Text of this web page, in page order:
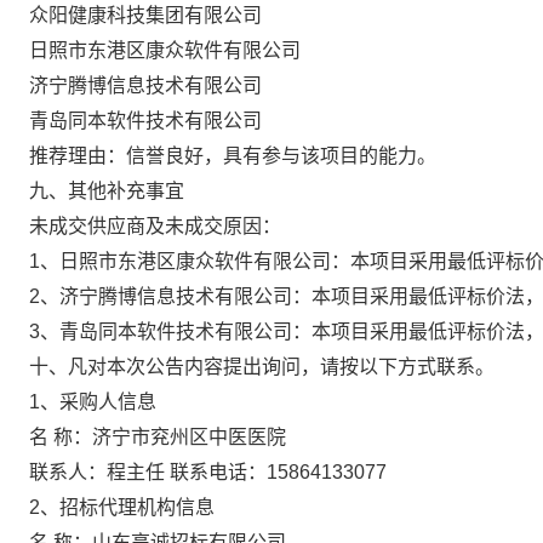
众阳健康科技集团有限公司
日照市东港区康众软件有限公司
济宁腾博信息技术有限公司
青岛同本软件技术有限公司
推荐理由：信誉良好，具有参与该项目的能力。
九、其他补充事宜
未成交供应商及未成交原因：
1、
日照市东港区康众软件有限公司 ：本项目采用最低评标
2、 济宁腾博信息技术有限公司 ：本项目采用最低评标价法
3、 青岛同本软件技术有限公司 ：本项目采用最低评标价法
十、凡对本次公告内容提出询问，请按以下方式联系。
1、采购人信息
名 称：济宁市兖州区中医医院
联系人：程主任 联系电话： 15864133077
2、招标代理机构信息